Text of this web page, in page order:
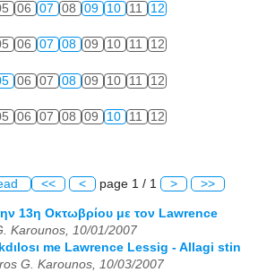
06 07 08 09 10 11 12
06 07 08 09 10 11 12
06 07 08 09 10 11 12
06 07 08 09 10 11 12
<< < page 1 / 1 > >>
13η Οκτωβρίου με τον Lawrence
Karounos, 10/01/2007
me Lawrence Lessig - Allagi stin
G. Karounos, 10/03/2007